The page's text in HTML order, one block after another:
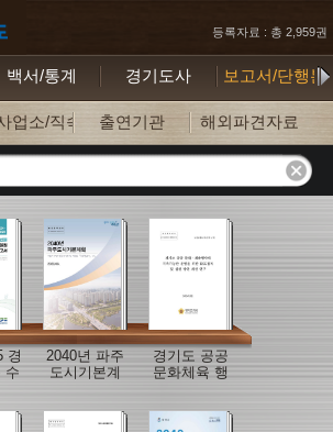
등록자료 : 총 2,959권
백서/통계 경기도사 보고서/단행본
업소/직속기관출연기관 해외파견자료
경
수
2040년 파주
도시기본계
경기도 공공
문화체육 행
위한 ESG접